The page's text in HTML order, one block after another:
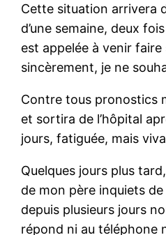
Cette situation arrivera
d’une semaine, deux
est appelée à venir faire
sincèrement, je ne
Contre tous pronostics
et sortira de l’hôpital
jours, fatiguée, mais
Quelques jours plus
de mon père inquiets de
depuis plusieurs jours
répond ni au téléphone